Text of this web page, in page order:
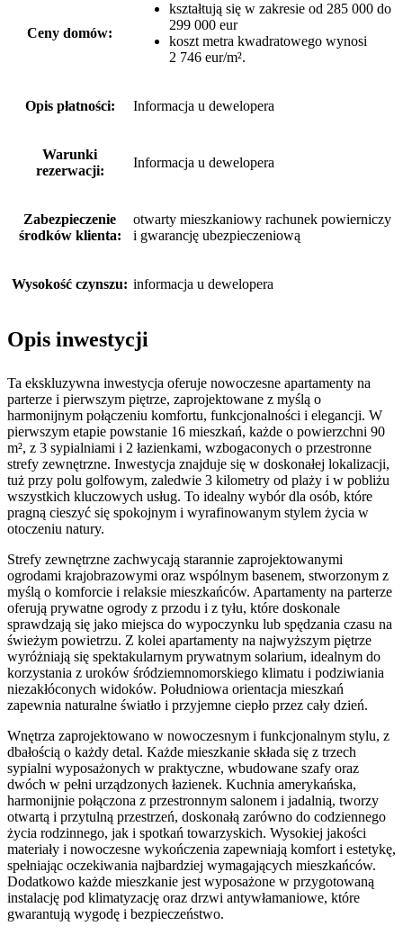
Ceny domów:
kształtują się w zakresie od 285 000 do
299 000 eur
koszt metra kwadratowego wynosi
2 746 eur/m².
Opis płatności: Informacja u dewelopera
Warunki
rezerwacji:
Informacja u dewelopera
Zabezpieczenie
środków klienta:
otwarty mieszkaniowy rachunek powierniczy
i gwarancję ubezpieczeniową
Wysokość czynszu: informacja u dewelopera
Opis inwestycji
Ta ekskluzywna inwestycja oferuje nowoczesne apartamenty na
parterze i pierwszym piętrze, zaprojektowane z myślą o
harmonijnym połączeniu komfortu, funkcjonalności i elegancji. W
pierwszym etapie powstanie 16 mieszkań, każde o powierzchni 90
m², z 3 sypialniami i 2 łazienkami, wzbogaconych o przestronne
strefy zewnętrzne. Inwestycja znajduje się w doskonałej lokalizacji,
tuż przy polu golfowym, zaledwie 3 kilometry od plaży i w pobliżu
wszystkich kluczowych usług. To idealny wybór dla osób, które
pragną cieszyć się spokojnym i wyrafinowanym stylem życia w
otoczeniu natury.
Strefy zewnętrzne zachwycają starannie zaprojektowanymi
ogrodami krajobrazowymi oraz wspólnym basenem, stworzonym z
myślą o komforcie i relaksie mieszkańców. Apartamenty na parterze
oferują prywatne ogrody z przodu i z tyłu, które doskonale
sprawdzają się jako miejsca do wypoczynku lub spędzania czasu na
świeżym powietrzu. Z kolei apartamenty na najwyższym piętrze
wyróżniają się spektakularnym prywatnym solarium, idealnym do
korzystania z uroków śródziemnomorskiego klimatu i podziwiania
niezakłóconych widoków. Południowa orientacja mieszkań
zapewnia naturalne światło i przyjemne ciepło przez cały dzień.
Wnętrza zaprojektowano w nowoczesnym i funkcjonalnym stylu, z
dbałością o każdy detal. Każde mieszkanie składa się z trzech
sypialni wyposażonych w praktyczne, wbudowane szafy oraz
dwóch w pełni urządzonych łazienek. Kuchnia amerykańska,
harmonijnie połączona z przestronnym salonem i jadalnią, tworzy
otwartą i przytulną przestrzeń, doskonałą zarówno do codziennego
życia rodzinnego, jak i spotkań towarzyskich. Wysokiej jakości
materiały i nowoczesne wykończenia zapewniają komfort i estetykę,
spełniając oczekiwania najbardziej wymagających mieszkańców.
Dodatkowo każde mieszkanie jest wyposażone w przygotowaną
instalację pod klimatyzację oraz drzwi antywłamaniowe, które
gwarantują wygodę i bezpieczeństwo.